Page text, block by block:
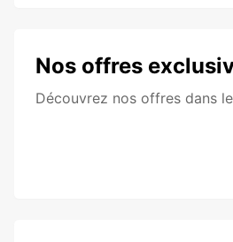
Nos offres
Découvrez nos offres dans